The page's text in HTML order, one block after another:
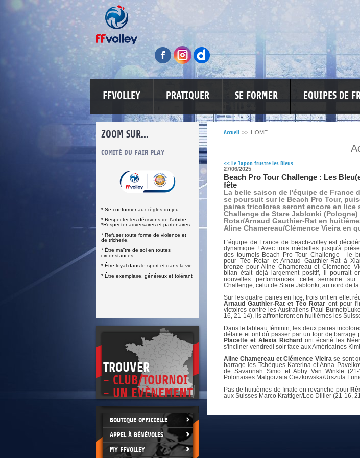
FFVOLLEY PRATIQUER SE FORMER EQUIPES DE
ZOOM SUR...
DOCUMENTS UTILES
CLIQUEZ ICI
COMITÉ DU FAIR PLAY
* Se conformer aux règles du jeu.
* Respecter les décisions de l’arbitre.
*Respecter adversaires et partenaires.
* Refuser toute forme de violence et
de tricherie.
* Être maître de soi en toutes
circonstances.
* Être loyal dans le sport et dans la vie.
* Être exemplaire, généreux et tolérant
LUTTE CONTRE LES VIOLENCES
TROUVER
- CLUB/TOURNOI
- UN EVÈNEMENT
BOUTIQUE OFFICIELLE
APPEL À BÉNÉVOLES
MY FFVOLLEY
Accueil >> HOME
<< Le Japon frustre les Bleus
27/06/2025
Beach Pro Tour Challenge : Les
fête
La belle saison de l'équipe de France
se poursuit sur le Beach Pro Tour,
paires tricolores seront encore en lice
Challenge de Stare Jablonki (Pologne)
Rotar/Arnaud Gauthier-Rat en
Aline Chamereau/Clémence Vieira en
L'équipe de France de beach-volley est
dynamique ! Avec trois médailles jusqu'à
des tournois Beach Pro Tour Challenge - le
pour Téo Rotar et Arnaud Gauthier-Rat à
bronze pour Aline Chamereau et Clémence
bilan était déjà largement positif, il pourrait
nouvelles performances cette semaine
Challenge, celui de Stare Jablonki, au nord de
Sur les quatre paires en lice, trois ont en effet
Arnaud Gauthier-Rat et Téo Rotar ont pour
victoires contre les Australiens Paul Burnett/
16, 21-14), ils affronteront en huitièmes les
Dans le tableau féminin, les deux paires
défaite et ont dû passer par un tour de
Placette et Alexia Richardont écarté les
s'incliner vendredi soir face aux Américaines
Aline Chamereau et Clémence Vieirase sont
barrage les Tchèques Katerina et Anna
de Savannah Simo et Abby Van Winkle
Polonaises Malgorzata Ciezkowska/Urszula
Pas de huitièmes de finale en revanche pour
aux Suisses Marco Krattiger/Leo Dillier (21-16,